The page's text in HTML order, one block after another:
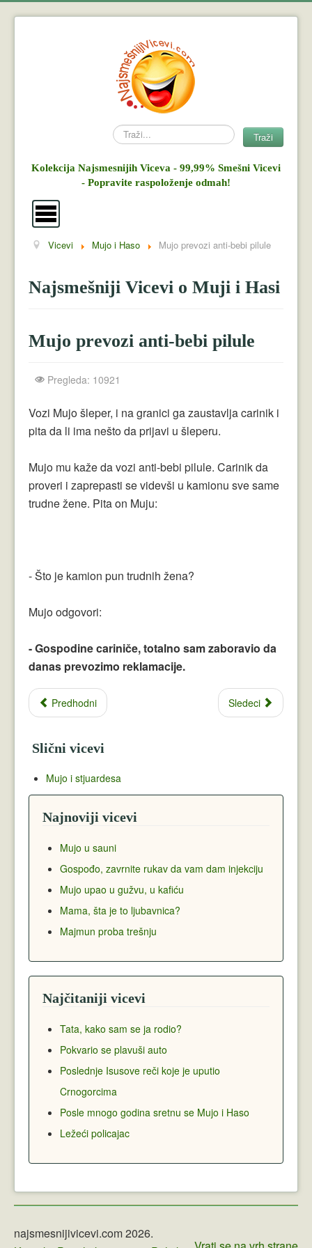
Search Traži
Kolekcija Najsmesnijih Viceva - 99,99% Smešni Vicevi
- Popravite raspoloženje odmah!
Vicevi
Mujo i Haso
Perica
Piroćanci
Vicevi Dana
Vicevi Mujo i Haso Mujo prevozi anti-bebi pilule
Najsmešniji Vicevi o Muji i Hasi
Mujo prevozi anti-bebi pilule
Pregleda: 10921
Vozi Mujo šleper, i na granici ga zaustavlja carinik i
pita da li ima nešto da prijavi u šleperu.
Mujo mu kaže da vozi anti-bebi pilule. Carinik da
proveri i zaprepasti se videvši u kamionu sve same
trudne žene. Pita on Muju:
- Što je kamion pun trudnih žena?
Mujo odgovori:
- Gospodine cariniče, totalno sam zaboravio da
danas prevozimo reklamacije.
Predhodni Sledeci
Slični vicevi
Mujo i stjuardesa
Najnoviji vicevi
Mujo u sauni
Gospođo, zavrnite rukav da vam dam injekciju
Mujo upao u gužvu, u kafiću
Mama, šta je to ljubavnica?
Majmun proba trešnju
Najčitaniji vicevi
Tata, kako sam se ja rodio?
Pokvario se plavuši auto
Poslednje Isusove reči koje je uputio
Crnogorcima
Posle mnogo godina sretnu se Mujo i Haso
Ležeći policajac
najsmesnijivicevi.com 2026.